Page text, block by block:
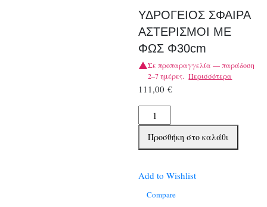
ΥΔΡΟΓΕΙΟΣ ΣΦΑΙΡΑ
ΑΣΤΕΡΙΣΜΟΙ ΜΕ
ΦΩΣ Φ30cm
Σε προπαραγγελία — παράδοση
2–7 ημέρες. Περισσότερα
111,00€
ΥΔΡΟΓΕΙΟΣ
ΣΦΑΙΡΑ
ΑΣΤΕΡΙΣΜΟΙ
ΦΩΣ
Φ30cm
Προσθήκη στο καλάθι
Add to Wishlist
Compare